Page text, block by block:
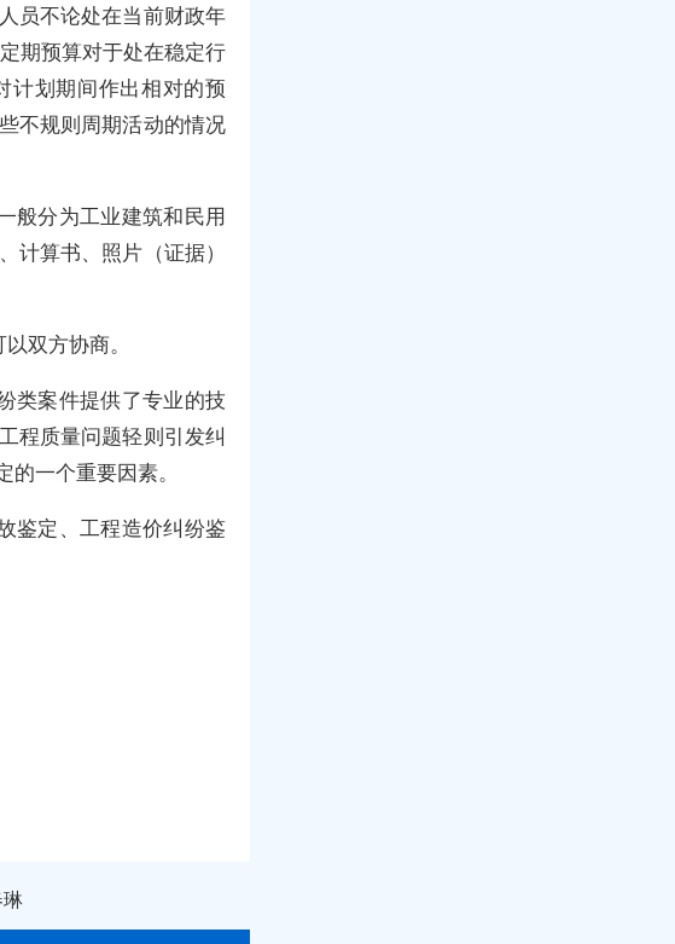
员不论处在当前财政年
期预算对于处在稳定行
计划期间作出相对的预
不规则周期活动的情况
般分为工业建筑和民用
算书、照片（证据）
双方协商。
类案件提供了专业的技
程质量问题轻则引发纠
一个重要因素。
鉴定、工程造价纠纷鉴